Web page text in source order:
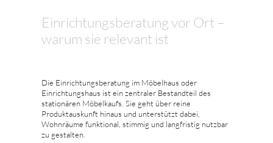
Einrichtungsberatung vor Ort –
warum sie relevant ist
Die Einrichtungsberatung im Möbelhaus oder
Einrichtungshaus ist ein zentraler Bestandteil des
stationären Möbelkaufs. Sie geht über reine
Produktauskunft hinaus und unterstützt dabei,
Wohnräume funktional, stimmig und langfristig nutzbar
zu gestalten.